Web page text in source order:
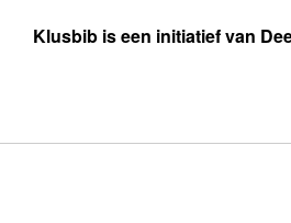
Klusbib is een initiatief van